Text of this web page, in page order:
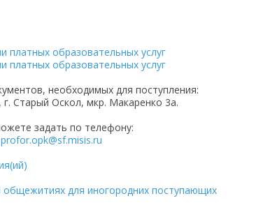
образовательных услуг
образовательных услуг
необходимых для поступления:
Старый Оскол, мкр. Макаренко 3а.
задать по телефону:
profor.opk@sf.misis.ru
для иногородних поступающих